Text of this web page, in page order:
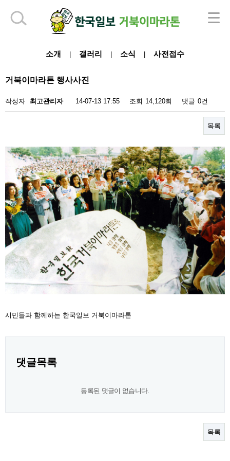
소개 갤러리 소식 사전접수
거북이마라톤 행사사진
작성자 최고관리자 14-07-13 17:55 조회 14,120회 댓글 0건
목록
시민들과 함께하는 한국일보 거북이마라톤
댓글목록
등록된 댓글이 없습니다.
목록
하단 영역